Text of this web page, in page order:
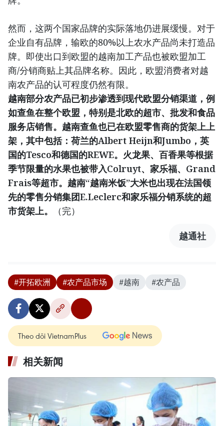
然而，这两个国家品牌的实际落地仍进展缓慢。对于
企业自有品牌，输欧的80%以上农水产品尚未打造品
牌。即使出口到欧盟的越南加工产品也被欧盟加工
商/分销商贴上其品牌名称。因此，欧盟消费者对越
南农产品的认可程度仍然有限。
越南部分农产品已初步渗透到现代欧盟分销渠道，例
如查鱼在整个欧盟，特别是北欧的超市、批发和食品
服务店销售。越南查鱼也已在欧盟零售商的货架上上
架，其中包括：荷兰的Albert Heijn和Jumbo，英
国的Tesco和德国的REWE。火龙果、百香果等根据
季节限量的水果也被带入Colruyt、家乐福、Grand
Frais等超市。越南“越南米饭”大米也出现在法国领
先的零售分销集团E.Leclerc和家乐福分销系统的超
市货架上。
（完）
越通社
#开拓欧洲 #农产品市场 #越南 #农产品
Theo dõi VietnamPlus
相关新闻